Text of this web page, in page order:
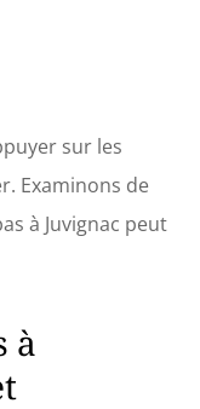
sur les
Examinons de
à Juvignac peut
à